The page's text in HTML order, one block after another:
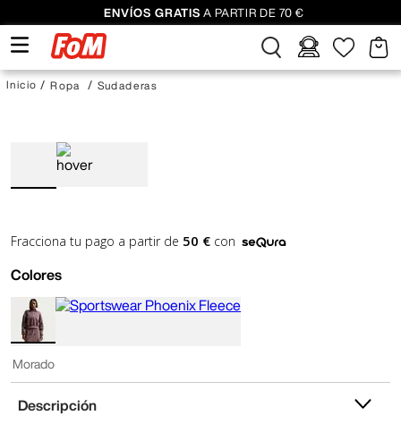
ENVÍOS GRATIS A PARTIR DE 70 €
Ropa Sudaderas
Fracciona tu pago a partir de 50 € con
Colores
Morado
Descripción